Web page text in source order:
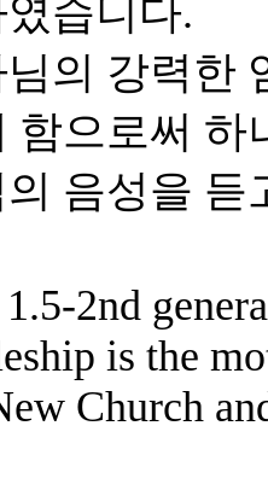
습니다.
의 강력한
함으로써
음성을 듣
2nd
is the
Church